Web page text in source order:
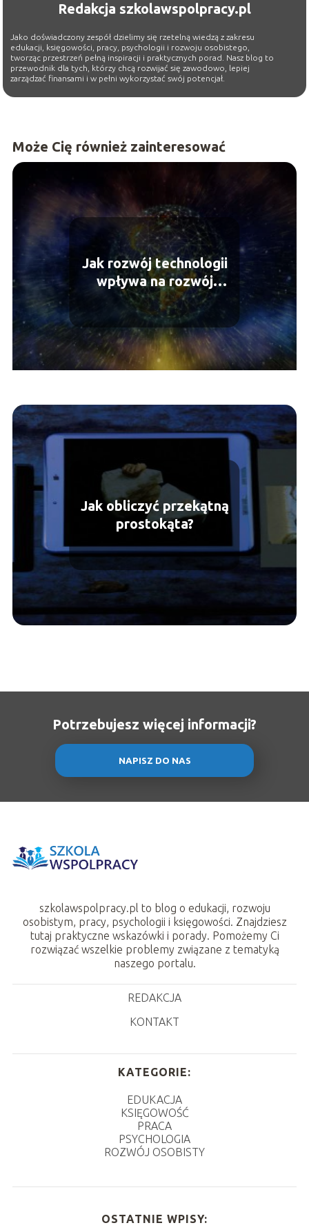
Redakcja szkolawspolpracy.pl
Jako doświadczony zespół dzielimy się rzetelną wiedzą z zakresu
edukacji, księgowości, pracy, psychologii i rozwoju osobistego,
tworząc przestrzeń pełną inspiracji i praktycznych porad. Nasz blog to
przewodnik dla tych, którzy chcą rozwijać się zawodowo, lepiej
zarządzać finansami i w pełni wykorzystać swój potencjał.
Może Cię również zainteresować
Jak rozwój technologii
wpływa na rozwój
społeczeństwa?
Jak obliczyć przekątną
prostokąta?
Potrzebujesz więcej informacji?
NAPISZ DO NAS
szkolawspolpracy.pl to blog o edukacji, rozwoju
osobistym, pracy, psychologii i księgowości. Znajdziesz
tutaj praktyczne wskazówki i porady. Pomożemy Ci
rozwiązać wszelkie problemy związane z tematyką
naszego portalu.
REDAKCJA
KONTAKT
KATEGORIE:
EDUKACJA
KSIĘGOWOŚĆ
PRACA
PSYCHOLOGIA
ROZWÓJ OSOBISTY
OSTATNIE WPISY: